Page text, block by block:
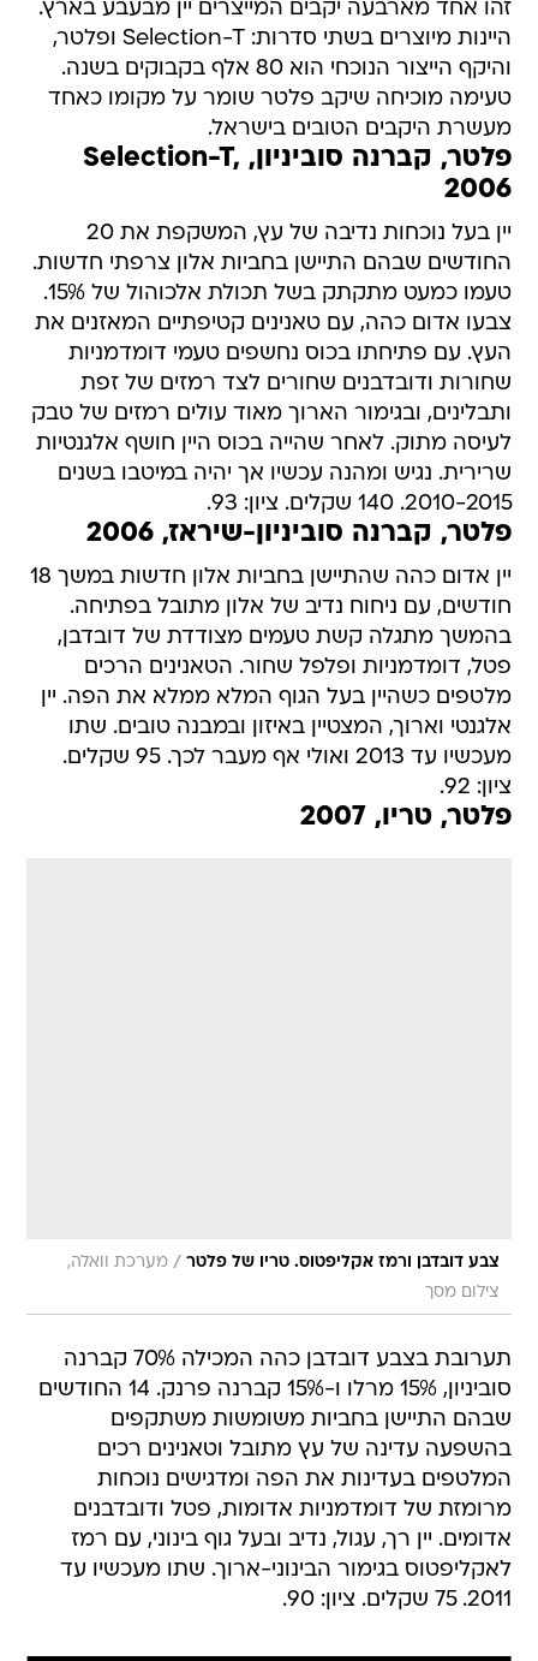
זהו אחד מארבעה יקבים המייצרים יין מבעבע בארץ.
היינות מיוצרים בשתי סדרות: Selection-T ופלטר,
והיקף הייצור הנוכחי הוא 80 אלף בקבוקים בשנה.
טעימה מוכיחה שיקב פלטר שומר על מקומו כאחד
מעשרת היקבים הטובים בישראל.
פלטר, קברנה סוביניון, Selection-T,
2006
יין בעל נוכחות נדיבה של עץ, המשקפת את 20
החודשים שבהם התיישן בחביות אלון צרפתי חדשות.
טעמו כמעט מתקתק בשל תכולת אלכוהול של 15%.
צבעו אדום כהה, עם טאנינים קטיפתיים המאזנים את
העץ. עם פתיחתו בכוס נחשפים טעמי דומדמניות
שחורות ודובדבנים שחורים לצד רמזים של זפת
ותבלינים, ובגימור הארוך מאוד עולים רמזים של טבק
לעיסה מתוק. לאחר שהייה בכוס היין חושף אלגנטיות
שרירית. נגיש ומהנה עכשיו אך יהיה במיטבו בשנים
2010-2015. 140 שקלים. ציון: 93.
פלטר, קברנה סוביניון-שיראז, 2006
יין אדום כהה שהתיישן בחביות אלון חדשות במשך 18
חודשים, עם ניחוח נדיב של אלון מתובל בפתיחה.
בהמשך מתגלה קשת טעמים מצודדת של דובדבן,
פטל, דומדמניות ופלפל שחור. הטאנינים הרכים
מלטפים כשהיין בעל הגוף המלא ממלא את הפה. יין
אלגנטי וארוך, המצטיין באיזון ובמבנה טובים. שתו
מעכשיו עד 2013 ואולי אף מעבר לכך. 95 שקלים.
ציון: 92.
פלטר, טריו, 2007
צבע דובדבן ורמז אקליפטוס. טריו של פלטר / מערכת וואלה,
צילום מסך
תערובת בצבע דובדבן כהה המכילה 70% קברנה
סוביניון, 15% מרלו ו-15% קברנה פרנק. 14 החודשים
שבהם התיישן בחביות משומשות משתקפים
בהשפעה עדינה של עץ מתובל וטאנינים רכים
המלטפים בעדינות את הפה ומדגישים נוכחות
מרומזת של דומדמניות אדומות, פטל ודובדבנים
אדומים. יין רך, עגול, נדיב ובעל גוף בינוני, עם רמז
לאקליפטוס בגימור הבינוני-ארוך. שתו מעכשיו עד
2011. 75 שקלים. ציון: 90.